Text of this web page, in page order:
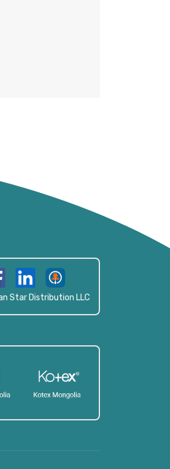
Star Distribution LLC